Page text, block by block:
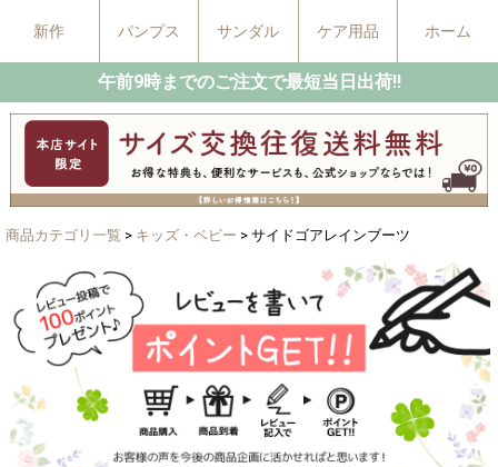
新作 パンプス サンダル ケア用品 ホーム
午前9時までのご注文で最短当日出荷!!
商品カテゴリ一覧 > キッズ・ベビー > サイドゴアレインブーツ